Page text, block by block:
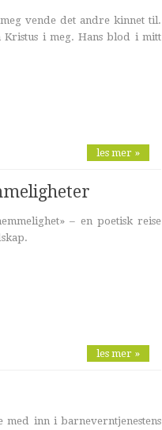
vende det andre kinnet til.
i meg. Hans blod i mitt
les mer »
– en poetisk reise
les mer »
med inn i barneverntjenestens